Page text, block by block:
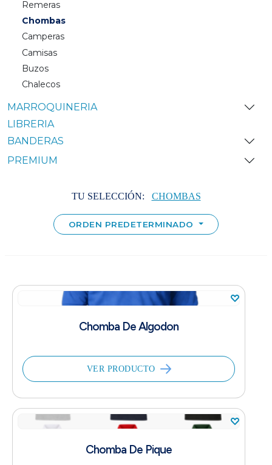
Remeras
Chombas
Camperas
Camisas
Buzos
Chalecos
MARROQUINERIA
LIBRERIA
BANDERAS
PREMIUM
TU SELECCIÓN: CHOMBAS
ORDEN PREDETERMINADO
Chomba De Algodon
VER PRODUCTO
Chomba De Pique